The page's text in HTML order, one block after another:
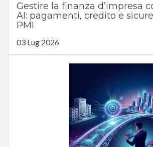
Gestire la finanza d’impresa
AI: pagamenti, credito e
PMI
03 Lug 2026